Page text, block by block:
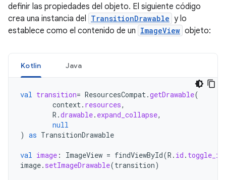
definir las propiedades del objeto. El siguiente código
crea una instancia del TransitionDrawable y lo
establece como el contenido de un ImageView objeto:
Kotlin Java
val transition= ResourcesCompat.getDrawable(
context. resources,
R .drawable. expand_collapse,
null
) as TransitionDrawable
val image : ImageView = findViewById(R . id .
image. setImageDrawable(transition)